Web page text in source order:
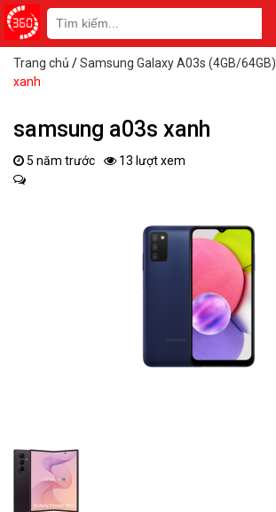
Trang chủ /Samsung Galaxy A03s (4GB/64GB)
xanh
samsung a03s xanh
5 năm trước 13 lượt xem